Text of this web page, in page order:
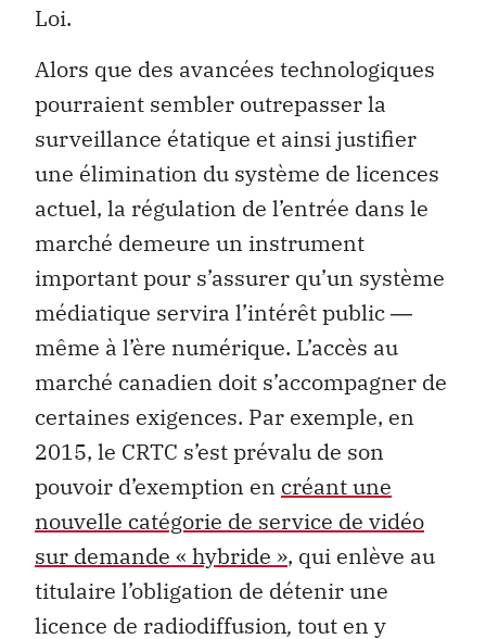
Loi.
Alors que des avancées technologiques
pourraient sembler outrepasser la
surveillance étatique et ainsi justifier
une élimination du système de licences
actuel, la régulation de l’entrée dans le
marché demeure un instrument
important pour s’assurer qu’un système
médiatique servira l’intérêt public ―
même à l’ère numérique. L’accès au
marché canadien doit s’accompagner de
certaines exigences. Par exemple, en
2015, le CRTC s’est prévalu de son
pouvoir d’exemption en créant une
nouvelle catégorie de service de vidéo
sur demande « hybride », qui enlève au
titulaire l’obligation de détenir une
licence de radiodiffusion, tout en y